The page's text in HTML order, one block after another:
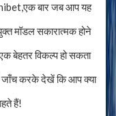
बार जब आप यह
मॉडल सकारात्मक होने
बेहतर विकल्प हो सकता
जाँच करके देखें कि आप क्या
हैं!